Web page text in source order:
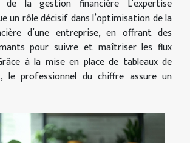
de la gestion financière L’expertise
un rôle décisif dans l’optimisation de la
d’une entreprise, en offrant des
pour suivre et maîtriser les flux
à la mise en place de tableaux de
le professionnel du chiffre assure un